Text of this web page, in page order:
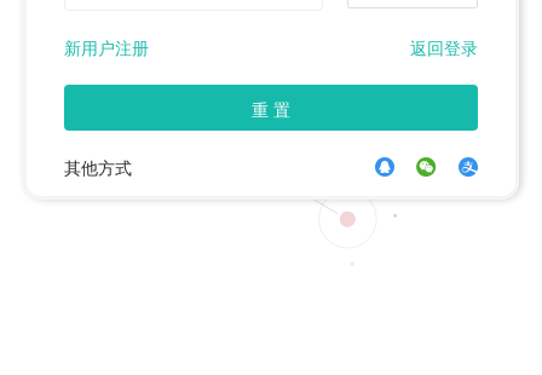
新用户注册 返回登录
重 置
其他方式